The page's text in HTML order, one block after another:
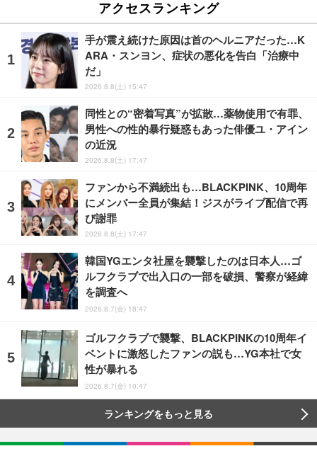
アクセスランキング
手が震え続けた原因は首のヘルニアだった…K
ARA・スンヨン、症状の悪化を告白「治療中
だ」
2026.8.8(土) 15:47
同性との“密着写真”が拡散…薬物使用で有罪、
男性への性的暴行疑惑もあった俳優ユ・アイン
の近況
2026.8.8(土) 17:47
ファンから不満続出も…BLACKPINK、10周年
にメンバー全員が集結！ジスがライブ配信で再
び謝罪
2026.8.8(土) 17:47
韓国YGエンタ社屋を襲撃したのは日本人…ゴ
ルフクラブで出入口の一部を破損、警察が経緯
を調査へ
2026.8.7(金) 18:47
ゴルフクラブで襲撃、BLACKPINKの10周年イ
ベントに激怒したファンの説も…YG本社で女
性が暴れる
2026.8.7(金) 10:47
ランキングをもっと見る